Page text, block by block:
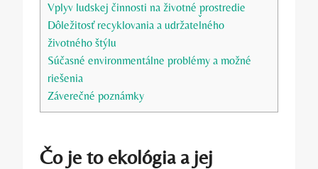
Vplyv ľudskej činnosti na životné‍ prostredie
Dôležitosť recyklovania a udržateľného
životného ​štýlu
Súčasné environmentálne problémy a možné
riešenia
Záverečné ⁤poznámky
Čo je⁢ to ekológia a jej